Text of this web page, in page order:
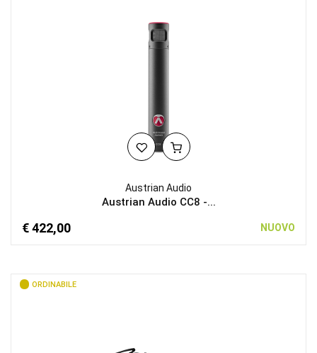
Austrian Audio
Austrian Audio CC8 -...
€ 422,00 NUOVO
ORDINABILE